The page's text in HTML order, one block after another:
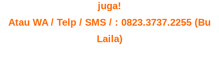
juga!
Atau WA / Telp / SMS / : 0823.3737.2255 (Bu
Laila)